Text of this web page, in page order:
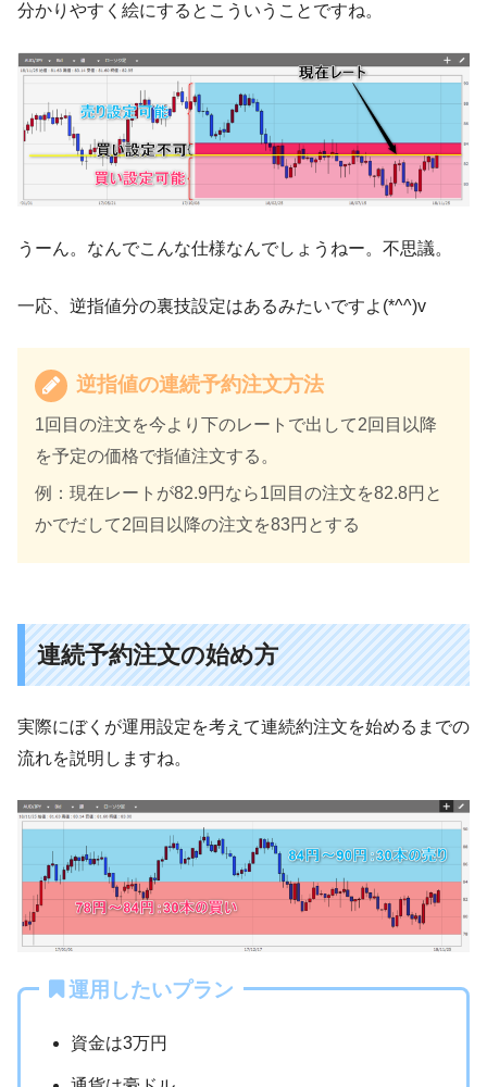
分かりやすく絵にするとこういうことですね。
うーん。なんでこんな仕様なんでしょうねー。不思議。
一応、逆指値分の裏技設定はあるみたいですよ(*^^)v
逆指値の連続予約注文方法
1回目の注文を今より下のレートで出して2回目以降
を予定の価格で指値注文する。
例：現在レートが82.9円なら1回目の注文を82.8円と
かでだして2回目以降の注文を83円とする
連続予約注文の始め方
実際にぼくが運用設定を考えて連続約注文を始めるまでの
流れを説明しますね。
運用したいプラン
資金は3万円